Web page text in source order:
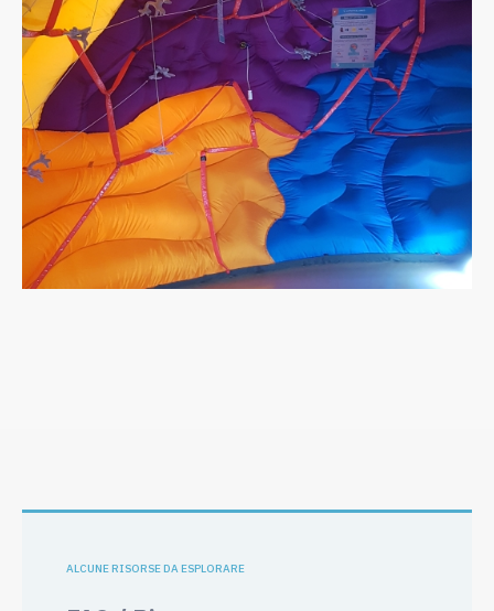
ALCUNE RISORSE DA ESPLORARE